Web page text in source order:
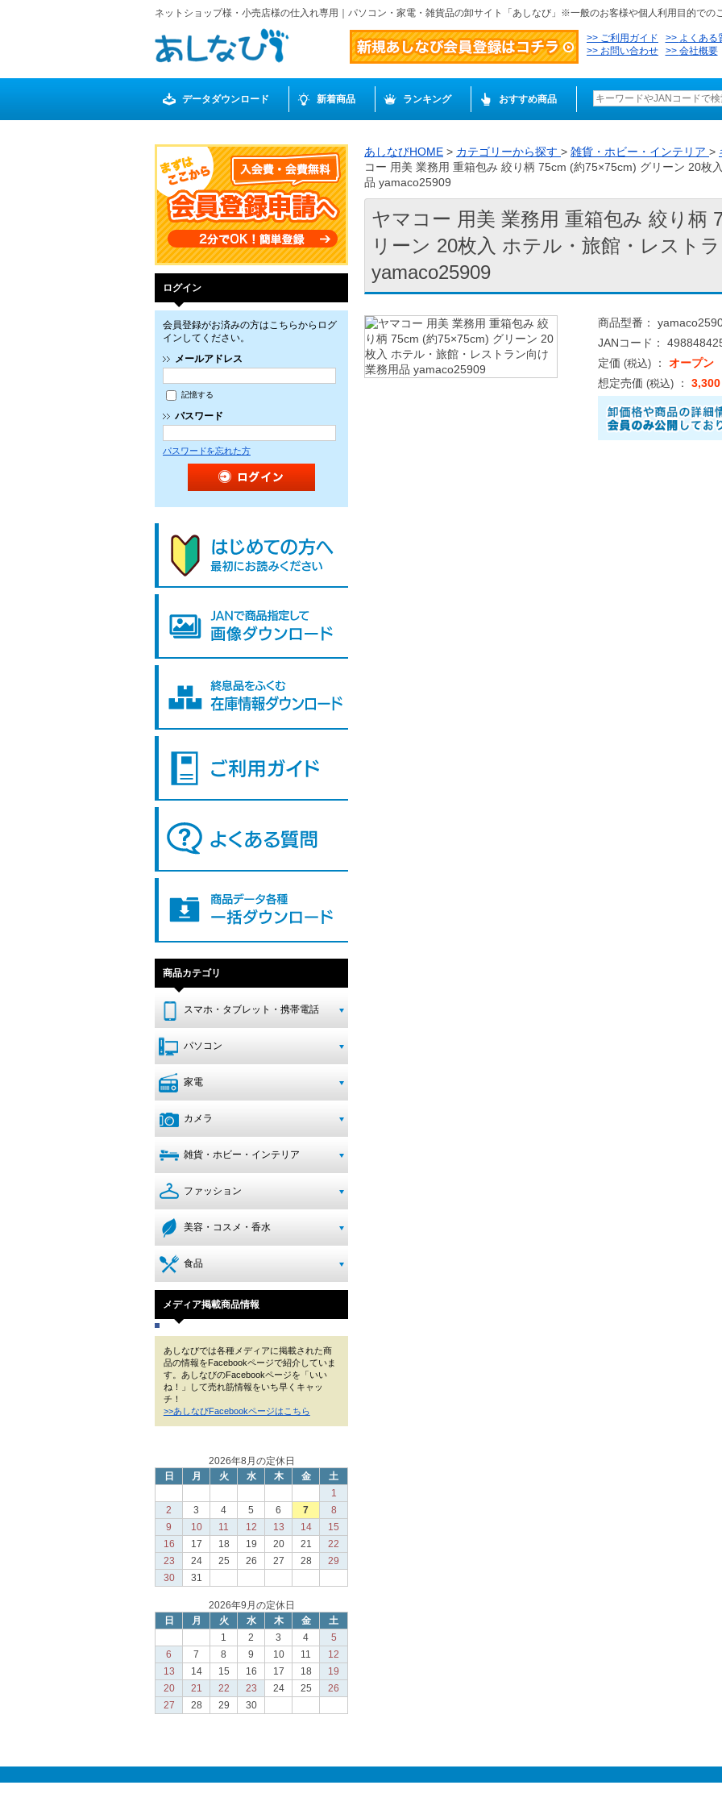
ネットショップ様・小売店様の仕入れ専用｜パソコン・家電・雑貨品の卸サイト「あしなび」※一般のお客様や個人利用目的での
ご利用ガイド
よくある
お問い合わせ
会社概要
データダウンロード 新着商品 ランキング おすすめ商品
ログイン
会員登録がお済みの方はこちらからログ
インしてください。
メールアドレス
記憶する
パスワード
パスワードを忘れた方
商品カテゴリ
スマホ・タブレット・携帯電話
パソコン
家電
カメラ
雑貨・ホビー・インテリア
ファッション
美容・コスメ・香水
食品
メディア掲載商品情報
あしなびでは各種メディアに掲載された商
品の情報をFacebookページで紹介していま
す。あしなびのFacebookページを「いい
ね！」して売れ筋情報をいち早くキャッ
チ！
>>あしなびFacebookページはこちら
2026年8月の定休日
日
月 火 水 木 金
土
1
2
3 4 5 6 7
8
9
10 11 12 13 14
15
16
17 18 19 20 21
22
23
24 25 26 27 28
29
30
31
2026年9月の定休日
日
月 火 水 木 金
土
1
2 3 4
5
6
7 8 9 10 11
12
13
14 15 16 17 18
19
20
21 22 23 24 25
26
27
28 29 30
あしなびHOME > カテゴリーから探す > 雑貨・ホビー・インテリア >
コー 用美 業務用 重箱包み 絞り柄 75cm (約75×75cm) グリーン 20枚
品 yamaco25909
ヤマコー 用美 業務用 重箱包み 絞り柄
リーン 20枚入 ホテル・旅館・レスト
yamaco25909
商品型番：
JANコード：
定価 (税込) ： オープン
想定売価 (税込) ：